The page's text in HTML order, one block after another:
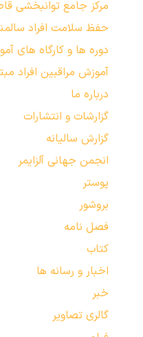
مرکز جامع توانبخشی
حفظ سلامت افراد
دوره ها و کارگاه های
آموزش مراقبین افراد
درباره ما
گزارشات و انتشارات
گزارش سالیانه
انجمن جهانی آلزایمر
پوستر
بروشور
فصل نامه
کتاب
اخبار و رسانه ها
خبر
گالری تصاویر